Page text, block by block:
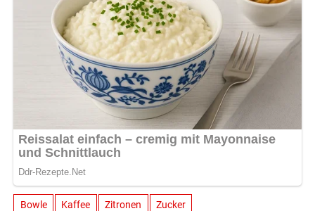
Bowle Kaffee Zitronen Zucker